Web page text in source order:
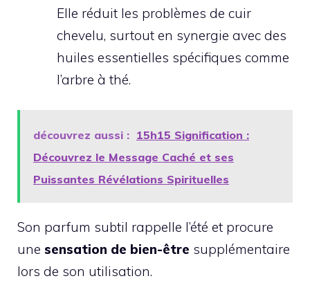
Elle réduit les problèmes de cuir
chevelu, surtout en synergie avec des
huiles essentielles spécifiques comme
l’arbre à thé.
découvrez aussi : 15h15 Signification :
Découvrez le Message Caché et ses
Puissantes Révélations Spirituelles
Son parfum subtil rappelle l’été et procure
une sensation de bien-être supplémentaire
lors de son utilisation.